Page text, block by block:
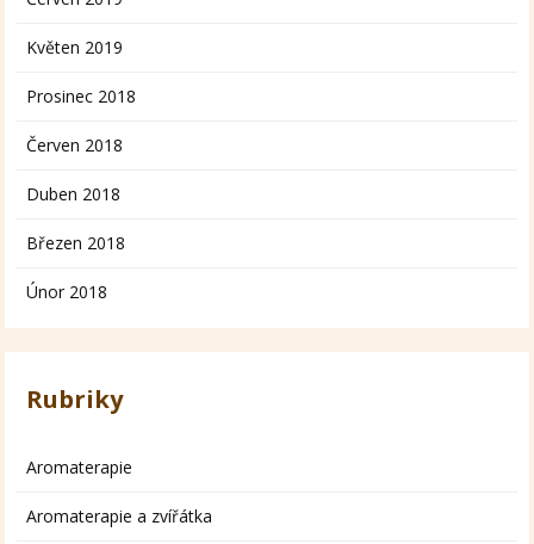
Květen 2019
Prosinec 2018
Červen 2018
Duben 2018
Březen 2018
Únor 2018
Rubriky
Aromaterapie
Aromaterapie a zvířátka